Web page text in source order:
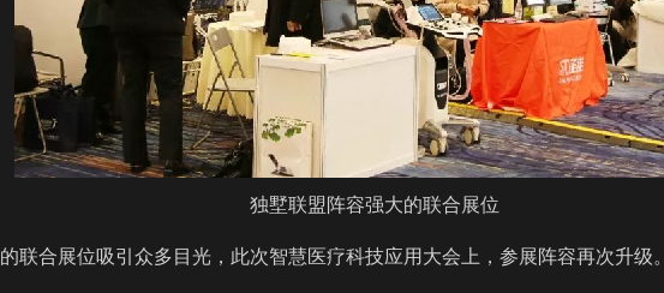
独墅联盟阵容强大的联合展位
联合展位吸引众多目光，此次智慧医疗科技应用大会上，参展阵容再次升级。